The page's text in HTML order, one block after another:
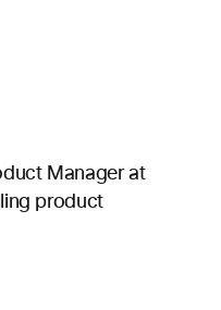
Manager at
product